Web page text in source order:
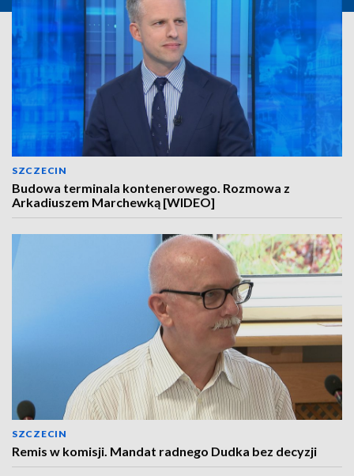
SZCZECIN
Budowa terminala kontenerowego. Rozmowa z
Arkadiuszem Marchewką [WIDEO]
SZCZECIN
Remis w komisji. Mandat radnego Dudka bez decyzji